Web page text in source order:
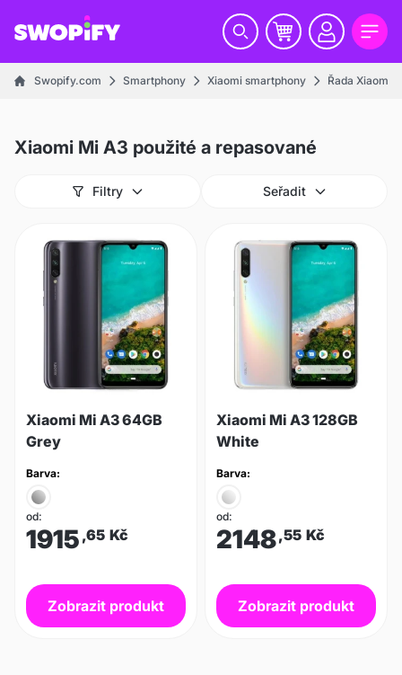
Swopify.com Smartphony Xiaomi smartphony Řada Xiaomi
Xiaomi Mi A3 použité a repasované
Filtry Seřadit
Xiaomi Mi A3 64GB
Grey
Barva:
od:
1915 ,65 Kč
Zobrazit produkt
Xiaomi Mi A3 128GB
White
Barva:
od:
2148,55 Kč
Zobrazit produkt